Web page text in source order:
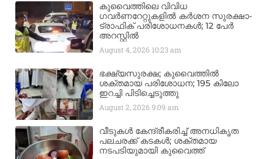
കുവൈത്തിലെ വിവിധ
ഗവർണറേറ്റുകളിൽ കർശന സുരക്ഷാ-
ട്രാഫിക് പരിശോധനകൾ; 12 പേർ
അറസ്റ്റിൽ
August 4, 2026 10:23 am
ഭക്ഷ്യസുരക്ഷ; കുവൈത്തിൽ
ശക്തമായ പരിശോധന; 195 കിലോ
ഇറച്ചി പിടിച്ചെടുത്തു
August 2, 20269:09 am
വീടുകൾ കേന്ദ്രീകരിച്ച് അനധികൃത
പലചരക്ക് കടകൾ; ശക്തമായ
നടപടിയുമായി കുവൈത്ത്